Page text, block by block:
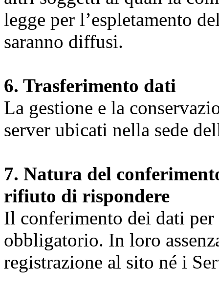
legge per l’espletamento
saranno diffusi.
6. Trasferimento dati
La gestione e la
server ubicati nella sede
7. Natura del
rifiuto di rispondere
Il conferimento dei dati
obbligatorio. In loro
registrazione al sito né i